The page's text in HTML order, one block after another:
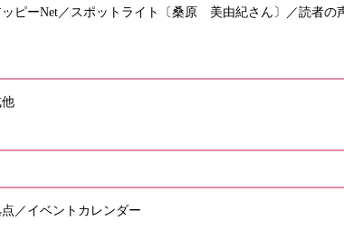
ピーNet／スポットライト〔桑原 美由紀さん〕／読者の
／イベントカレンダー